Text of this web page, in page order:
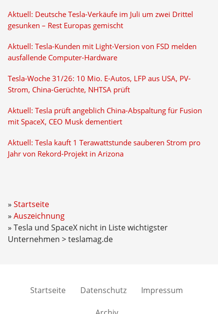
Aktuell: Deutsche Tesla-Verkäufe im Juli um zwei Drittel
gesunken – Rest Europas gemischt
Aktuell: Tesla-Kunden mit Light-Version von FSD melden
ausfallende Computer-Hardware
Tesla-Woche 31/26: 10 Mio. E-Autos, LFP aus USA, PV-
Strom, China-Gerüchte, NHTSA prüft
Aktuell: Tesla prüft angeblich China-Abspaltung für Fusion
mit SpaceX, CEO Musk dementiert
Aktuell: Tesla kauft 1 Terawattstunde sauberen Strom pro
Jahr von Rekord-Projekt in Arizona
Startseite
Auszeichnung
Tesla und SpaceX nicht in Liste wichtigster
Unternehmen > teslamag.de
Startseite Datenschutz Impressum